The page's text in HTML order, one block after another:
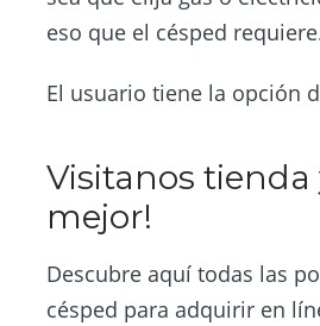
eso que el césped
El usuario tiene la opción
Visitanos tienda
mejor!
Descubre aquí todas las
césped para adquirir en